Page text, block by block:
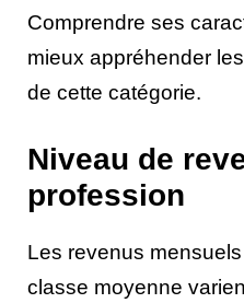
Comprendre ses
mieux appréhender
de cette catégorie.
Niveau de
profession
Les revenus
classe moyenne